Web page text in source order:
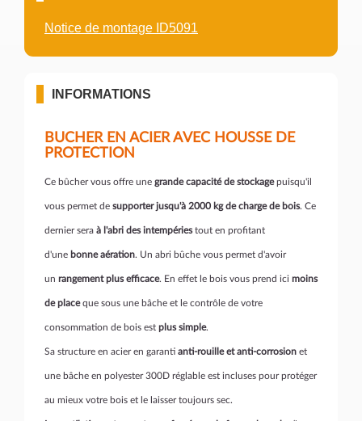
Notice de montage ID5091
INFORMATIONS
BUCHER EN ACIER AVEC HOUSSE DE
PROTECTION
Ce bûcher vous offre une grande capacité de stockagepuisqu'il
vous permet de supporter jusqu'à 2000 kg de charge de bois. Ce
dernier sera à l'abri des intempériestout en profitant
d'une bonne aération. Un abri bûche vous permet d'avoir
un rangement plus efficace. En effet le bois vous prend ici moins
de placeque sous une bâche et le contrôle de votre
consommation de bois est plus simple.
Sa structure en acier en garanti anti-rouille et anti-corrosion et
une bâche en polyester 300D réglable est incluses pour protéger
au mieux votre bois et le laisser toujours sec.